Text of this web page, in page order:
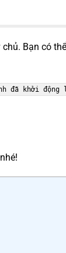
Bạn có
đã khởi động
nhé!